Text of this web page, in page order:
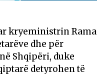
kryeministrin Rama
dhe për
Shqipëri, duke
detyrohen të